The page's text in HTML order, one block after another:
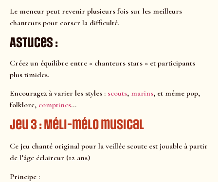
Le meneur peut revenir plusieurs fois sur les meilleurs
chanteurs pour corser la difficulté.
Astuces :
Créez un équilibre entre « chanteurs stars » et participants
plus timides.
Encouragez à varier les styles : scouts, marins, et même pop,
folklore, comptines…
Jeu 3 : Méli-mélo musical
Ce jeu chanté original pour la veillée scoute est jouable à partir
de l’âge éclaireur (12 ans)
Principe :